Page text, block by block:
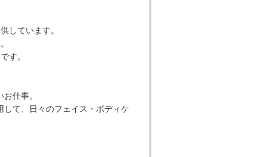
しています。
す。
仕事。
て、日々のフェイス・ボディケ